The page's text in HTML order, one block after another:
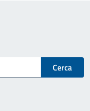
Cerca